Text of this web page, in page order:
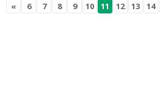
« 6 7 8 9 10 11 12 13 14